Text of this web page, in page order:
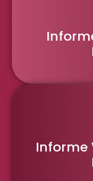
Informe